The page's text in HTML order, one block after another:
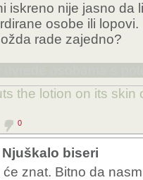
iskreno nije jasno da
osobe ili lopovi.
rade zajedno?
the lotion on its
0
Njuškalo biseri
će znat. Bitno da